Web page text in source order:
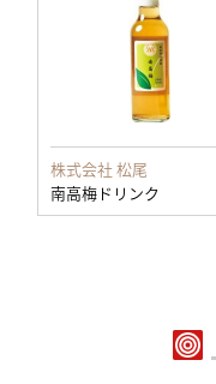
株式会社 松尾
南高梅ドリンク